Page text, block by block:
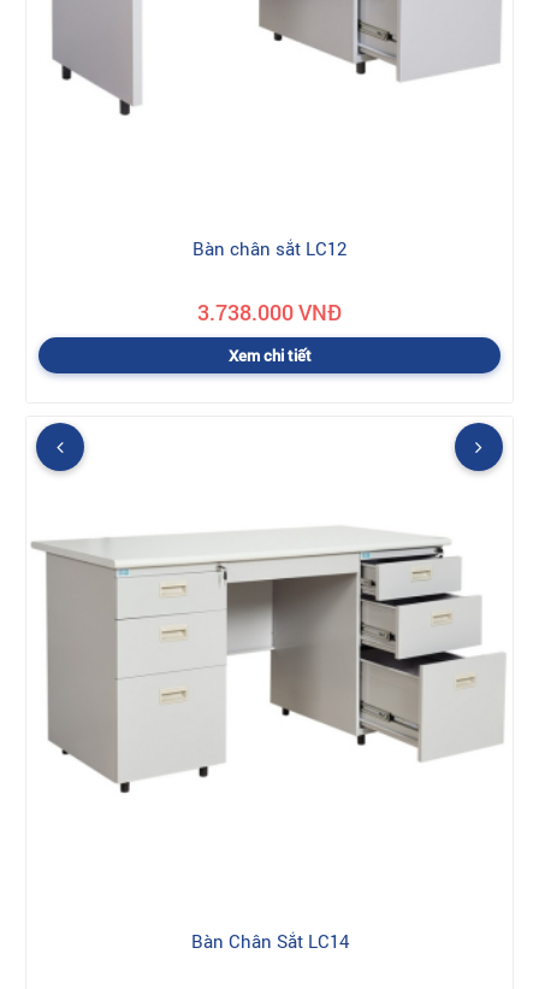
Bàn chân sắt LC12
3.738.000 VNĐ
Xem chi tiết
Bàn Chân Sắt LC14